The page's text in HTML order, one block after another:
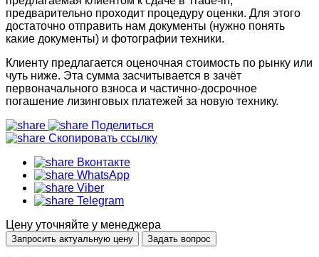
предварительно проходит процедуру оценки. Для этого
достаточно отправить нам документы (нужно понять
какие документы) и фотографии техники.
Клиенту предлагается оценочная стоимость по рынку или
чуть ниже. Эта сумма засчитывается в зачёт
первоначального взноса и частично-досрочное
погашение лизинговых платежей за новую технику.
Поделиться
Скопировать ссылку
Вконтакте
WhatsApp
Viber
Telegram
Цену уточняйте у менеджера
Запросить актуальную цену Задать вопрос